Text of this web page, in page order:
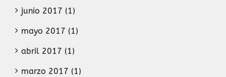
junio 2017 (1)
mayo 2017 (1)
abril 2017 (1)
marzo 2017 (1)